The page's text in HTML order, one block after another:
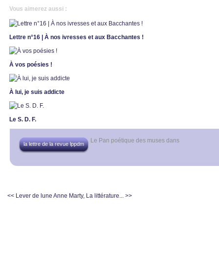
Vous aimerez aussi :
Lettre n°16 | À nos ivresses et aux Bacchantes !
À vos poésies !
À lui, je suis addicte
Le S. D. F.
Le Pan poétique des muses dans
la lettre de la revue lppdm
<< Lever de lune Anne Marty, La littérature... >>